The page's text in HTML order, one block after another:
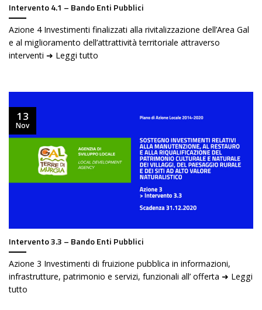
Intervento 4.1 – Bando Enti Pubblici
Azione 4 Investimenti finalizzati alla rivitalizzazione dell’Area Gal
e al miglioramento dell’attrattività territoriale attraverso
interventi ➜ Leggi tutto
Intervento 3.3 – Bando Enti Pubblici
Azione 3 Investimenti di fruizione pubblica in informazioni,
infrastrutture, patrimonio e servizi, funzionali all’ offerta ➜ Leggi
tutto
13
Nov